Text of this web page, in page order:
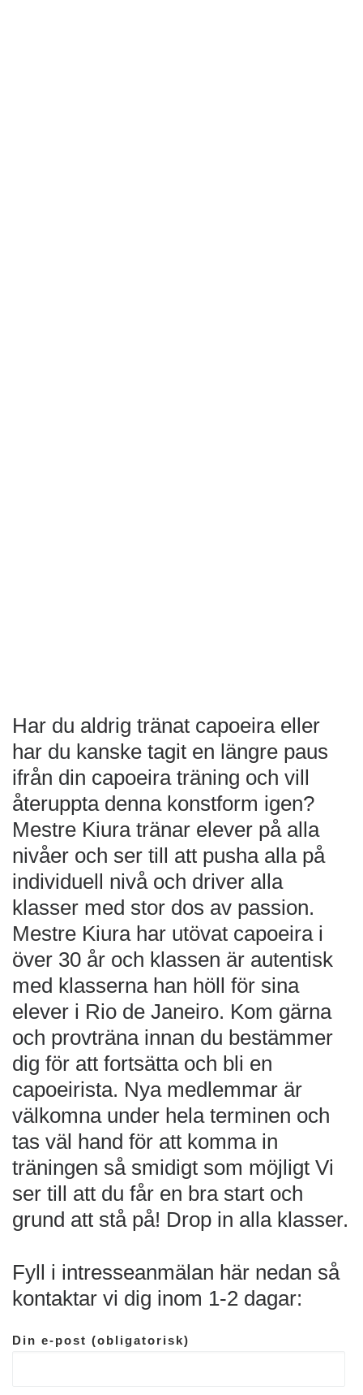
Har du aldrig tränat capoeira eller
har du kanske tagit en längre paus
ifrån din capoeira träning och vill
återuppta denna konstform igen?
Mestre Kiura tränar elever på alla
nivåer och ser till att pusha alla på
individuell nivå och driver alla
klasser med stor dos av passion.
Mestre Kiura har utövat capoeira i
över 30 år och klassen är autentisk
med klasserna han höll för sina
elever i Rio de Janeiro. Kom gärna
och provträna innan du bestämmer
dig för att fortsätta och bli en
capoeirista. Nya medlemmar är
välkomna under hela terminen och
tas väl hand för att komma in
träningen så smidigt som möjligt Vi
ser till att du får en bra start och
grund att stå på! Drop in alla klasser.
Fyll i intresseanmälan här nedan så
kontaktar vi dig inom 1-2 dagar:
Din e-post (obligatorisk)